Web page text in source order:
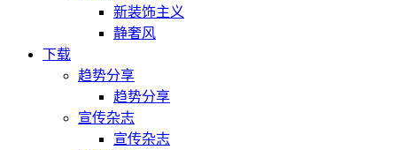
新装饰主义
静奢风
下载
趋势分享
趋势分享
宣传杂志
宣传杂志